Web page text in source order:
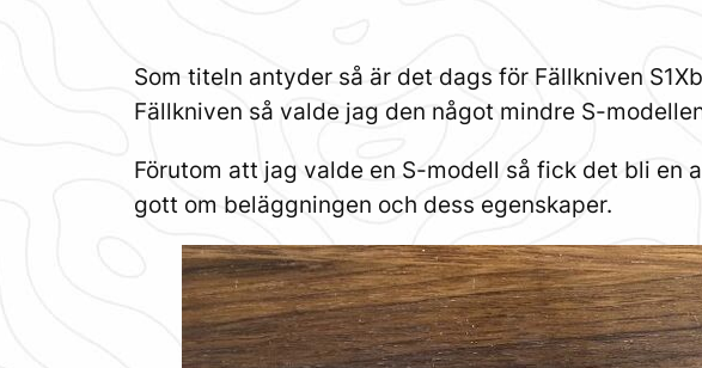
Som titeln antyder så är det dags för Fällkniven
Fällkniven så valde jag den något mindre S-
Förutom att jag valde en S-modell så fick det bli en
gott om beläggningen och dess egenskaper.